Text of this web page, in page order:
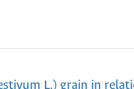
L.) grain in